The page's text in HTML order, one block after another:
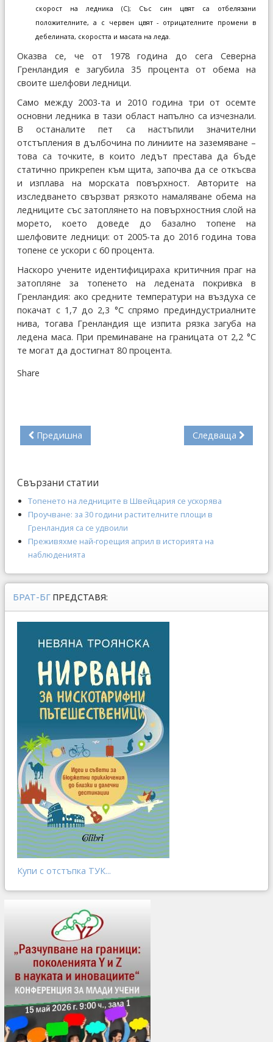
скорост на ледника (C); Със син цвят са отбелязани
положителните, а с червен цвят - отрицателните промени в
дебелината, скоростта и масата на леда.
Оказва се, че от 1978 година до сега Северна
Гренландия е загубила 35 процента от обема на
своите шелфови ледници.
Само между 2003-та и 2010 година три от осемте
основни ледника в тази област напълно са изчезнали.
В останалите пет са настъпили значителни
отстъпления в дълбочина по линиите на заземяване –
това са точките, в които ледът престава да бъде
статично прикрепен към щита, започва да се откъсва
и изплава на морската повърхност. Авторите на
изследването свързват рязкото намаляване обема на
ледниците със затоплянето на повърхностния слой на
морето, което доведе до базално топене на
шелфовите ледници: от 2005-та до 2016 година това
топене се ускори с 60 процента.
Наскоро учените идентифицираха критичния праг на
затопляне за топенето на ледената покривка в
Гренландия: ако средните температури на въздуха се
покачат с 1,7 до 2,3 °С спрямо прединдустриалните
нива, тогава Гренландия ще изпита рязка загуба на
ледена маса. При преминаване на границата от 2,2 °С
те могат да достигнат 80 процента.
Share
Предишна Следваща
Свързани статии
Топенето на ледниците в Швейцария се ускорява
Проучване: за 30 години растителните площи в
Гренландия са се удвоили
Преживяхме най-горещия април в историята на
наблюденията
БРАТ-БГ ПРЕДСТАВЯ:
Купи с отстъпка ТУК...